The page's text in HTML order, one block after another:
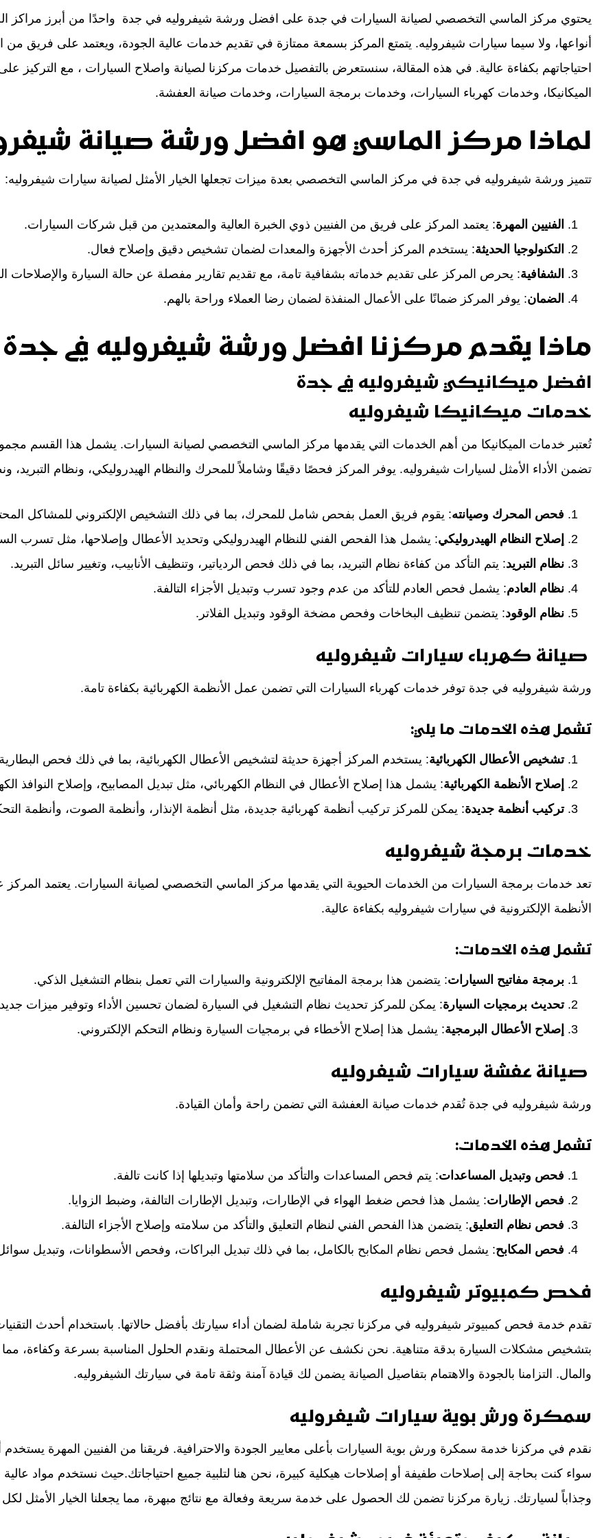
يحتوي مركز الماسي التخصصي لصيانة السيارات في جدة على افضل ورشة شيفروليه في جدة واحدًا من أبرز مراكز
أنواعها، ولا سيما سيارات شيفروليه. يتمتع المركز بسمعة ممتازة في تقديم خدمات عالية الجودة، ويعتمد على فريق من
احتياجاتهم بكفاءة عالية. في هذه المقالة، سنستعرض بالتفصيل خدمات مركزنا لصيانة واصلاح السيارات ، مع
الميكانيكا، وخدمات كهرباء السيارات، وخدمات برمجة السيارات، وخدمات صيانة العفشة.
لماذا مركز الماسي هو افضل ورشة صيانة
تتميز ورشة شيفروليه في جدة في مركز الماسي التخصصي بعدة ميزات تجعلها الخيار الأمثل لصيانة سيارات شيفروليه:
الفنيين المهرة: يعتمد المركز على فريق من الفنيين ذوي الخبرة العالية والمعتمدين من قبل شركات السيارات.
التكنولوجيا الحديثة: يستخدم المركز أحدث الأجهزة والمعدات لضمان تشخيص دقيق وإصلاح فعال.
الشفافية: يحرص المركز على تقديم خدماته بشفافية تامة، مع تقديم تقارير مفصلة عن حالة السيارة والإصلاحات
الضمان: يوفر المركز ضمانًا على الأعمال المنفذة لضمان رضا العملاء وراحة بالهم.
ماذا يقدم مركزنا افضل ورشة شيفروليه في
افضل ميكانيكي شيفروليه في جدة
خدمات ميكانيكا شيفروليه
تُعتبر خدمات الميكانيكا من أهم الخدمات التي يقدمها مركز الماسي التخصصي لصيانة السيارات. يشمل هذا القسم
تضمن الأداء الأمثل لسيارات شيفروليه. يوفر المركز فحصًا دقيقًا وشاملاً للمحرك والنظام الهيدروليكي، ونظام التبريد،
فحص المحرك وصيانته: يقوم فريق العمل بفحص شامل للمحرك، بما في ذلك التشخيص الإلكتروني للمشاكل
إصلاح النظام الهيدروليكي: يشمل هذا الفحص الفني للنظام الهيدروليكي وتحديد الأعطال وإصلاحها، مثل تسرب
نظام التبريد: يتم التأكد من كفاءة نظام التبريد، بما في ذلك فحص الردياتير، وتنظيف الأنابيب، وتغيير سائل التبريد.
نظام العادم: يشمل فحص العادم للتأكد من عدم وجود تسرب وتبديل الأجزاء التالفة.
نظام الوقود: يتضمن تنظيف البخاخات وفحص مضخة الوقود وتبديل الفلاتر.
صيانة كهرباء سيارات شيفروليه
ورشة شيفروليه في جدة توفر خدمات كهرباء السيارات التي تضمن عمل الأنظمة الكهربائية بكفاءة تامة.
تشمل هذه الخدمات ما يلي:
تشخيص الأعطال الكهربائية: يستخدم المركز أجهزة حديثة لتشخيص الأعطال الكهربائية، بما في ذلك فحص
إصلاح الأنظمة الكهربائية: يشمل هذا إصلاح الأعطال في النظام الكهربائي، مثل تبديل المصابيح، وإصلاح النوافذ
تركيب أنظمة جديدة: يمكن للمركز تركيب أنظمة كهربائية جديدة، مثل أنظمة الإنذار، وأنظمة الصوت، وأنظمة
خدمات برمجة شيفروليه
تعد خدمات برمجة السيارات من الخدمات الحيوية التي يقدمها مركز الماسي التخصصي لصيانة السيارات. يعتمد
الأنظمة الإلكترونية في سيارات شيفروليه بكفاءة عالية.
تشمل هذه الخدمات:
برمجة مفاتيح السيارات: يتضمن هذا برمجة المفاتيح الإلكترونية والسيارات التي تعمل بنظام التشغيل الذكي.
تحديث برمجيات السيارة: يمكن للمركز تحديث نظام التشغيل في السيارة لضمان تحسين الأداء وتوفير ميزات
إصلاح الأعطال البرمجية: يشمل هذا إصلاح الأخطاء في برمجيات السيارة ونظام التحكم الإلكتروني.
صيانة عفشة سيارات شيفروليه
ورشة شيفروليه في جدة تُقدم خدمات صيانة العفشة التي تضمن راحة وأمان القيادة.
تشمل هذه الخدمات:
فحص وتبديل المساعدات: يتم فحص المساعدات والتأكد من سلامتها وتبديلها إذا كانت تالفة.
فحص الإطارات: يشمل هذا فحص ضغط الهواء في الإطارات، وتبديل الإطارات التالفة، وضبط الزوايا.
فحص نظام التعليق: يتضمن هذا الفحص الفني لنظام التعليق والتأكد من سلامته وإصلاح الأجزاء التالفة.
فحص المكابح: يشمل فحص نظام المكابح بالكامل، بما في ذلك تبديل البراكات، وفحص الأسطوانات، وتبديل
فحص كمبيوتر شيفروليه
تقدم خدمة فحص كمبيوتر شيفروليه في مركزنا تجربة شاملة لضمان أداء سيارتك بأفضل حالاتها. باستخدام أحدث
بتشخيص مشكلات السيارة بدقة متناهية. نحن نكشف عن الأعطال المحتملة ونقدم الحلول المناسبة بسرعة وكفاءة،
والمال. التزامنا بالجودة والاهتمام بتفاصيل الصيانة يضمن لك قيادة آمنة وثقة تامة في سيارتك الشيفروليه.
سمكرة ورش بوية سيارات شيفروليه
نقدم في مركزنا خدمة سمكرة ورش بوية السيارات بأعلى معايير الجودة والاحترافية. فريقنا من الفنيين المهرة يستخدم
سواء كنت بحاجة إلى إصلاحات طفيفة أو إصلاحات هيكلية كبيرة، نحن هنا لتلبية جميع احتياجاتك.حيث نستخدم مواد
وجذاباً لسيارتك. زيارة مركزنا تضمن لك الحصول على خدمة سريعة وفعالة مع نتائج مبهرة، مما يجعلنا الخيار الأمثل